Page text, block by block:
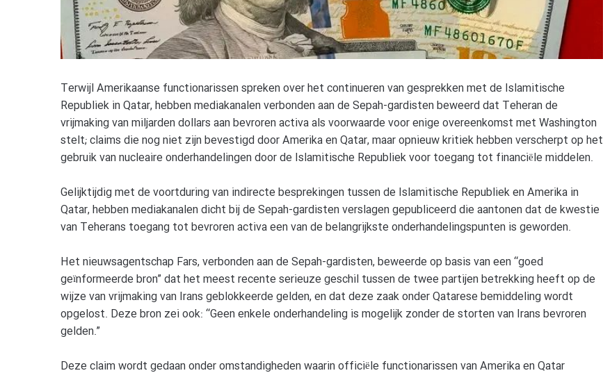
Terwijl Amerikaanse functionarissen spreken over het continueren van gesprekken met de Islamitische
Republiek in Qatar, hebben mediakanalen verbonden aan de Sepah-gardisten beweerd dat Teheran de
vrijmaking van miljarden dollars aan bevroren activa als voorwaarde voor enige overeenkomst met Washington
stelt; claims die nog niet zijn bevestigd door Amerika en Qatar, maar opnieuw kritiek hebben verscherpt op het
gebruik van nucleaire onderhandelingen door de Islamitische Republiek voor toegang tot financiële middelen.
Gelijktijdig met de voortduring van indirecte besprekingen tussen de Islamitische Republiek en Amerika in
Qatar, hebben mediakanalen dicht bij de Sepah-gardisten verslagen gepubliceerd die aantonen dat de kwestie
van Teherans toegang tot bevroren activa een van de belangrijkste onderhandelingspunten is geworden.
Het nieuwsagentschap Fars, verbonden aan de Sepah-gardisten, beweerde op basis van een “goed
geïnformeerde bron” dat het meest recente serieuze geschil tussen de twee partijen betrekking heeft op de
wijze van vrijmaking van Irans geblokkeerde gelden, en dat deze zaak onder Qatarese bemiddeling wordt
opgelost. Deze bron zei ook: “Geen enkele onderhandeling is mogelijk zonder de storten van Irans bevroren
gelden.”
Deze claim wordt gedaan onder omstandigheden waarin officiële functionarissen van Amerika en Qatar